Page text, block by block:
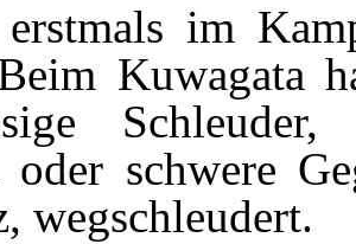
im
Kuwagata
oder schwere
, wegschleudert.